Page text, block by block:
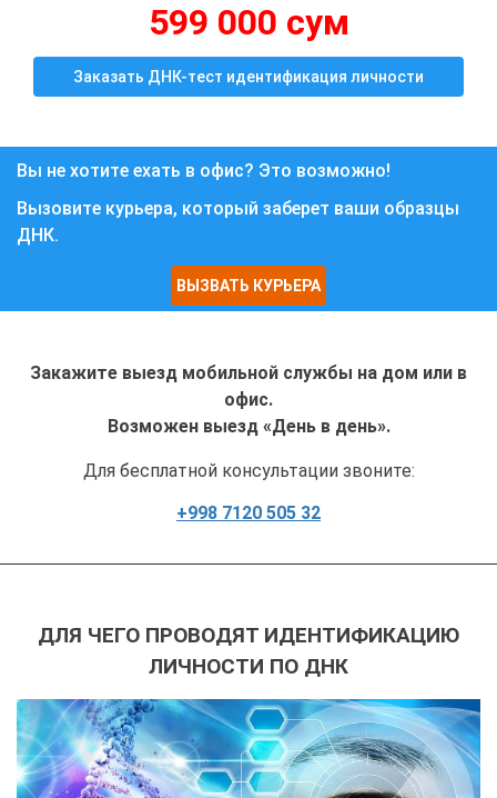
599 000 сум
Заказать ДНК-тест идентификация личности
Вы не хотите ехать в офис? Это возможно!
Вызовите курьера, который заберет ваши образцы
ДНК.
ВЫЗВАТЬ КУРЬЕРА
Закажите выезд мобильной службы на дом или в
офис.
Возможен выезд «День в день».
Для бесплатной консультации звоните:
+998 7120 505 32
ДЛЯ ЧЕГО ПРОВОДЯТ ИДЕНТИФИКАЦИЮ
ЛИЧНОСТИ ПО ДНК